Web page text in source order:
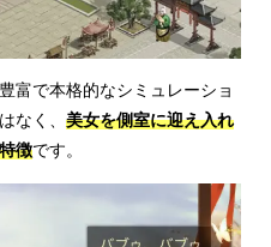
富で本格的なシミュレーショ
なく、 美女を側室に迎え入れ
徴です。